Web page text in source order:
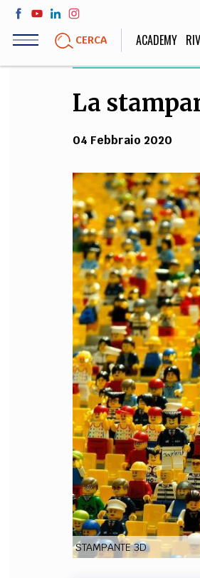
Salta
contenuto
CERCA ACADEMY
LIFE STYLE
Sport, Cucina, Viaggi,
La
04 Febbraio 2020
STAMPANTE 3D